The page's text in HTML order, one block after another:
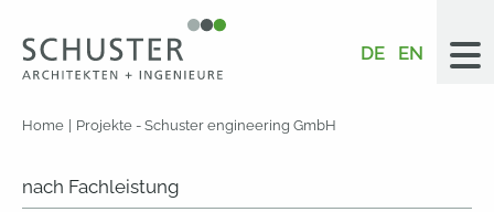
DE EN
Home Projekte - Schuster engineering GmbH
nach Fachleistung